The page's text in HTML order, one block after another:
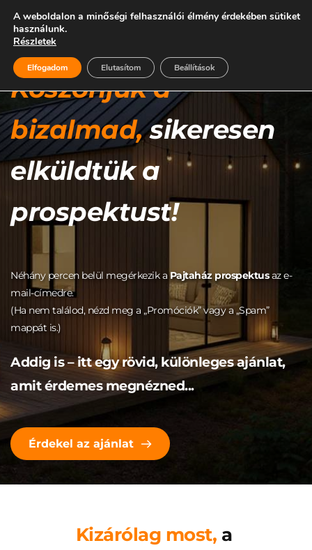
Köszönjük a
bizalmad, sikeresen
elküldtük a
prospektust!
Néhány percen belül megérkezik a Pajtaház prospektus az e-
mail-címedre.
(Ha nem találod, nézd meg a „Promóciók” vagy a „Spam”
mappát is.)
Addig is – itt egy rövid, különleges ajánlat,
amit érdemes megnézned...
Érdekel az ajánlat
Kizárólag most, a
A weboldalon a minőségi felhasználói élmény érdekében sütiket
használunk.
Részletek
Elfogadom Elutasítom Beállítások